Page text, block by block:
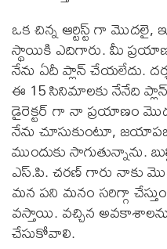
ఒక చిన్న ఆర్టిస్ట్ గా మొదలై,
స్థాయికి ఎదిగారు. మీ
నేను ఏదీ ప్లాన్ చేయలేదు.
ఈ 15 సినిమాలకు నేనేది
డైరెక్టర్ గా నా ప్రయాణం
నేను చూసుకుంటూ,
ముందుకు సాగుతున్నాను.
ఎస్.పి. చరణ్ గారు నాకు
మన పని మనం సరిగ్గా
వస్తాయి. వచ్చిన
చేసుకోవాలి.